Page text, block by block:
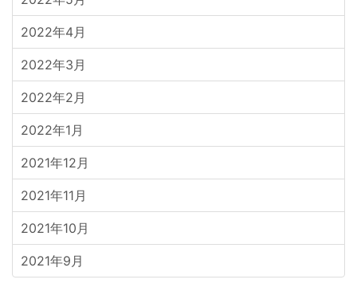
2022年4月
2022年3月
2022年2月
2022年1月
2021年12月
2021年11月
2021年10月
2021年9月